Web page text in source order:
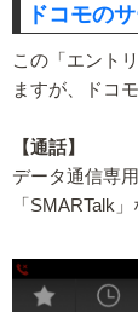
ドコモの
この「エント
ますが、ドコ
【通話】
データ通信専
「SMARTalk